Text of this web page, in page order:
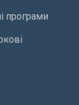
програми